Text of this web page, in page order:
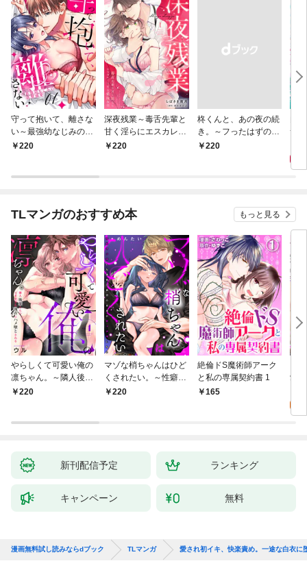
守って抱いて、離さな
い～最強幼なじみの鉄
壁溺愛～１
220
深夜残業～毒舌先輩と
甘く淫らにエスカレー
トする愛玩取引１
220
柊くんと、あの夜の続
き。～フったはずの後
輩の甘い執着に負けそ
￥220
サ
か
１
TLマンガのおすすめ本 もっと見る
やらしくて可愛い俺の
凛ちゃん。～隣人後輩
くんのイキすぎた執着
220
マゾな梢ちゃんはひど
くされたい。～性癖マ
ッチした後輩と欲望の
220
絶倫ドS魔術師アーク
と私の専属契約書 1
165
愛
新刊配信予定 ランキング
キャンペーン 無料
漫画無料試し読みならdブック TLマンガ 愛され初イキ、快楽責め。一途な白衣に